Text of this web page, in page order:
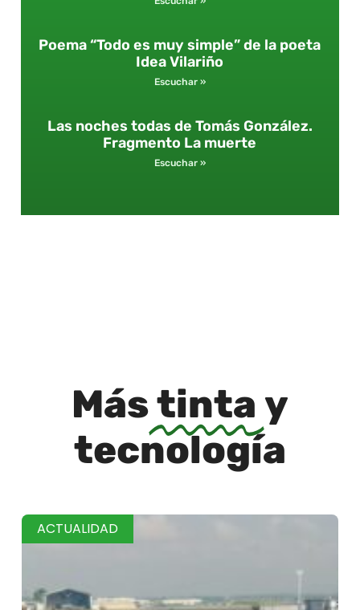
Poema “Todo es muy simple” de la poeta
Idea Vilariño
Escuchar »
Las noches todas de Tomás González.
Fragmento La muerte
Escuchar »
Mástinta y
tecnología
ACTUALIDAD